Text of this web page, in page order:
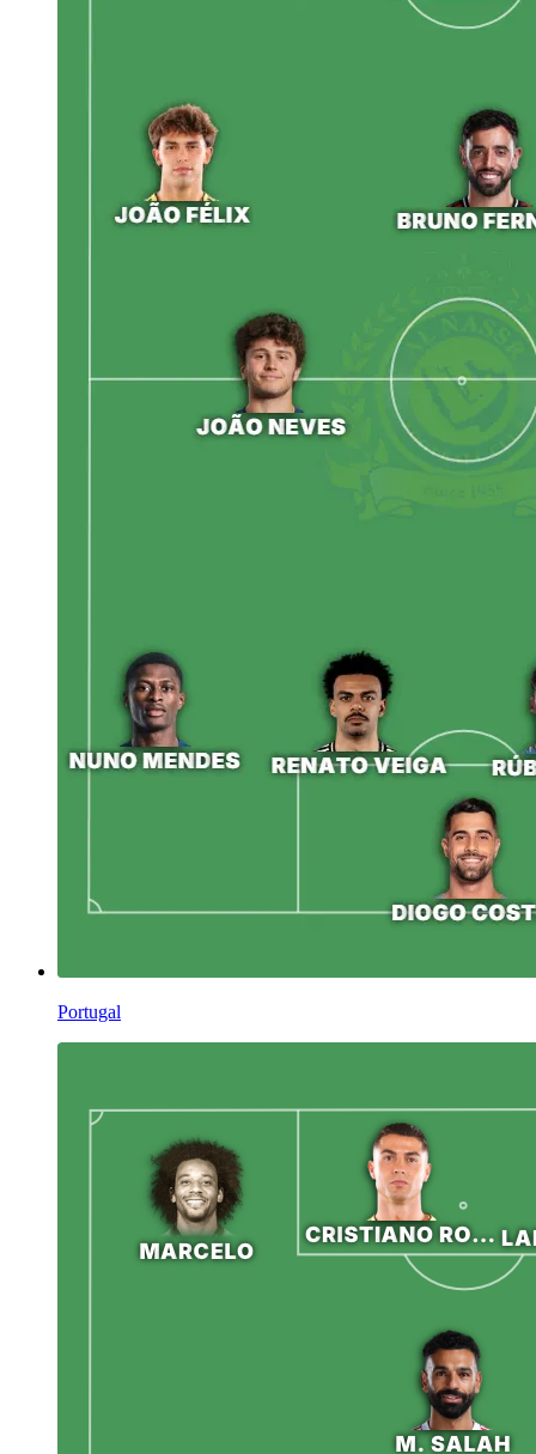
Portugal